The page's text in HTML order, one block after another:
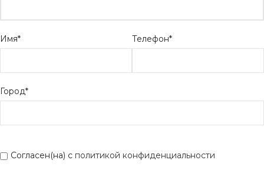
Имя* Телефон*
Город*
Согласен(на) с политикой конфиденциальности